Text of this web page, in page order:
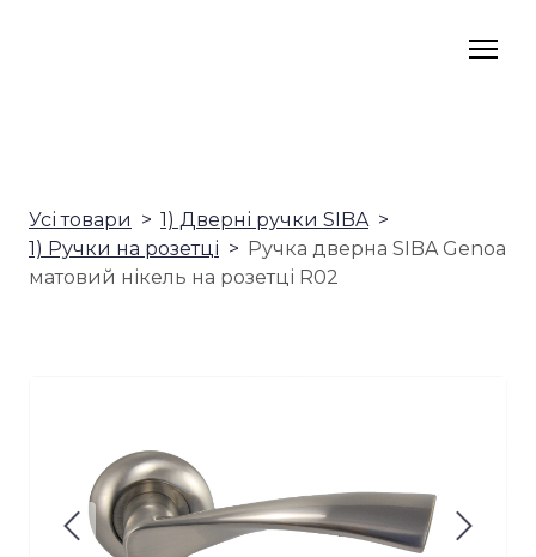
Усі товари
1) Дверні ручки SIBA
1) Ручки на розетці
Ручка дверна SIBA Genoa
матовий нікель на розетці R02